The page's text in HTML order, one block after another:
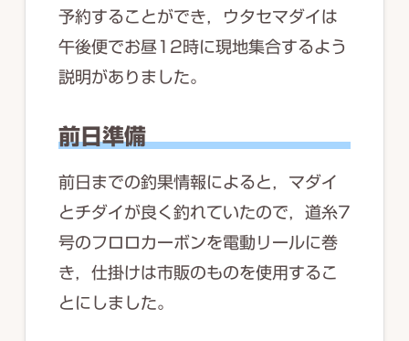
予約することができ，ウタセマダイは
午後便でお昼12時に現地集合するよう
説明がありました。
前日準備
前日までの釣果情報によると，マダイ
とチダイが良く釣れていたので，道糸7
号のフロロカーボンを電動リールに巻
き，仕掛けは市販のものを使用するこ
とにしました。